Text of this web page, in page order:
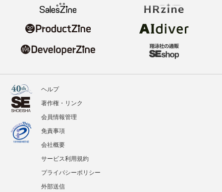
ヘルプ
著作権・リンク
会員情報管理
免責事項
会社概要
サービス利用規約
プライバシーポリシー
外部送信